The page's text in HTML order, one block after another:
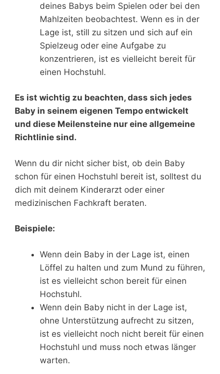
deines Babys beim Spielen oder bei den
Mahlzeiten beobachtest. Wenn es in der
Lage ist, still zu sitzen und sich auf ein
Spielzeug oder eine Aufgabe zu
konzentrieren, ist es vielleicht bereit für
einen Hochstuhl.
Es ist wichtig zu beachten, dass sich jedes
Baby in seinem eigenen Tempo entwickelt
und diese Meilensteine nur eine allgemeine
Richtlinie sind.
Wenn du dir nicht sicher bist, ob dein Baby
schon für einen Hochstuhl bereit ist, solltest du
dich mit deinem Kinderarzt oder einer
medizinischen Fachkraft beraten.
Beispiele:
Wenn dein Baby in der Lage ist, einen
Löffel zu halten und zum Mund zu führen,
ist es vielleicht schon bereit für einen
Hochstuhl.
Wenn dein Baby nicht in der Lage ist,
ohne Unterstützung aufrecht zu sitzen,
ist es vielleicht noch nicht bereit für einen
Hochstuhl und muss noch etwas länger
warten.